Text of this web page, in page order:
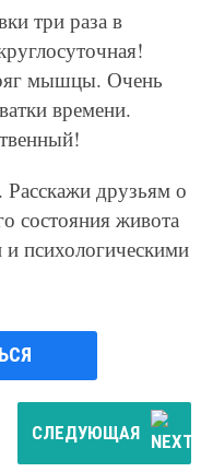
три раза в
мышцы. Очень
времени.
друзьям о
состояния живота
психологическими
СЛЕДУЮЩАЯ